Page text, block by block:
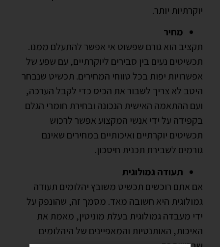
יוקרתיות יותר.
מחיר
תקציב הוא גורם שפשוט אי אפשר להתעלם ממנו.
תכשיטים נעים בין סבירים ליוקרתיים, עם שפע של
אפשרויות יפות בכל טווחי המחירים. תכשיט שנבחר
היטב לא צריך לשבור את הכיס כדי לקבל הערכה,
ועם ההתאמה האישית הנכונה ובחירת חומרי הגלם
בקפידה על ידי אנשי המקצוע אפשר לרכוש
תכשיטים יוקרתיים ואיכותיים במחירים שאינם
גורמים לשבירת תכנית חיסכון.
תעודה גמולוגית
אם אתם רוכשים תכשיט משובץ יהלומים תעודה
גמולוגית היא חשובה מאד. מסמך זה, שהונפק על
ידי מעבדה גמולוגית בעלת מוניטין, מאמת את
האיכות, האותנטיות והמאפיינים של היהלומים